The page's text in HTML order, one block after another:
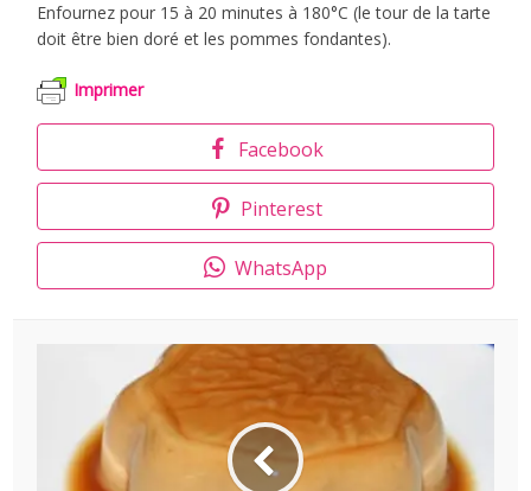
Enfournez pour 15 à 20 minutes à 180°C (le tour de la tarte
doit être bien doré et les pommes fondantes).
Imprimer
Facebook
Pinterest
WhatsApp